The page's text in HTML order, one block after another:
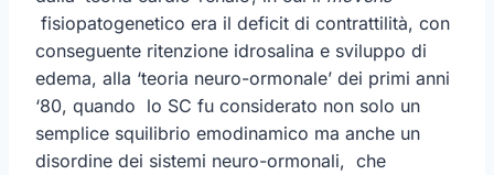
fisiopatogenetico era il deficit di contrattilità, con
conseguente ritenzione idrosalina e sviluppo di
edema, alla ‘teoria neuro-ormonale’ dei primi anni
‘80, quando lo SC fu considerato non solo un
semplice squilibrio emodinamico ma anche un
disordine dei sistemi neuro-ormonali, che